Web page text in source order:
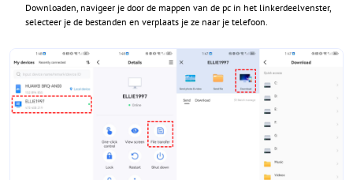
Downloaden, navigeer je door de mappen van de pc in het linkerdeelvenster,
selecteer je de bestanden en verplaats je ze naar je telefoon.